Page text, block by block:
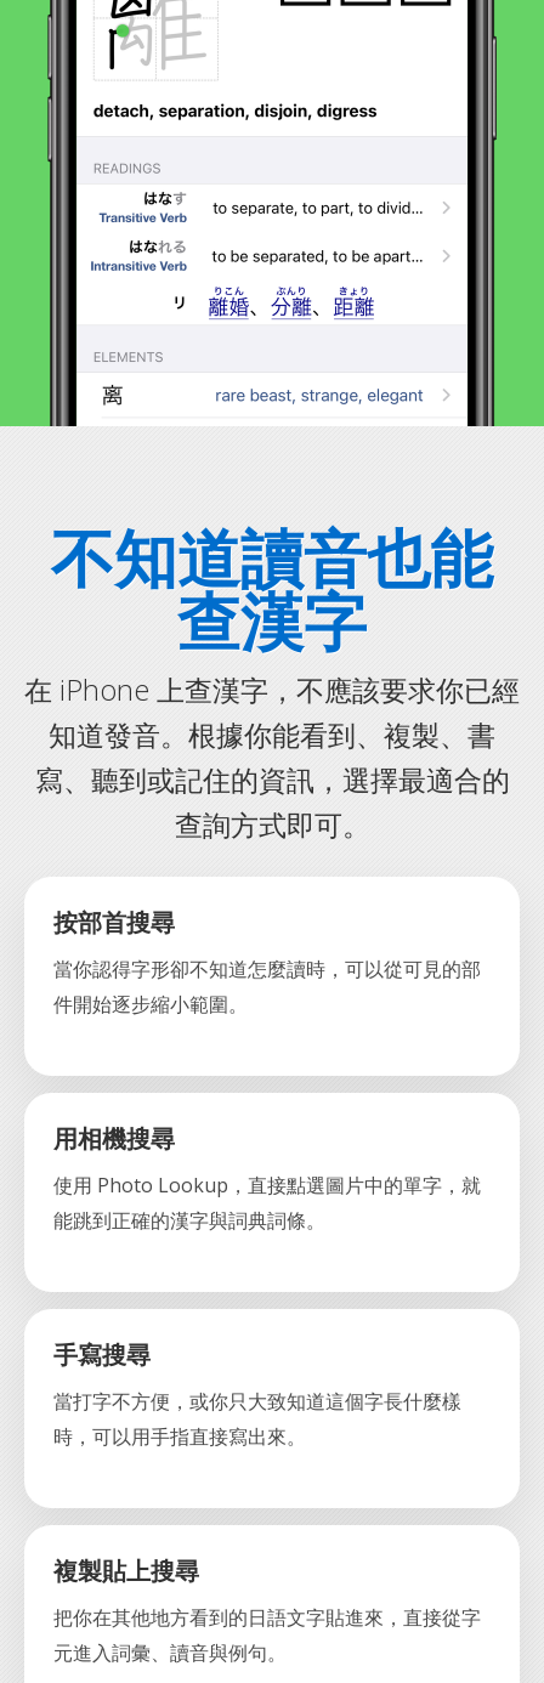
不知道讀音也能
查漢字
在 iPhone 上查漢字，不應該要求你已經
知道發音。根據你能看到、複製、書
寫、聽到或記住的資訊，選擇最適合的
查詢方式即可。
按部首搜尋
當你認得字形卻不知道怎麼讀時，可以從可見的部
件開始逐步縮小範圍。
用相機搜尋
使用 Photo Lookup，直接點選圖片中的單字，就
能跳到正確的漢字與詞典詞條。
手寫搜尋
當打字不方便，或你只大致知道這個字長什麼樣
時，可以用手指直接寫出來。
複製貼上搜尋
把你在其他地方看到的日語文字貼進來，直接從字
元進入詞彙、讀音與例句。